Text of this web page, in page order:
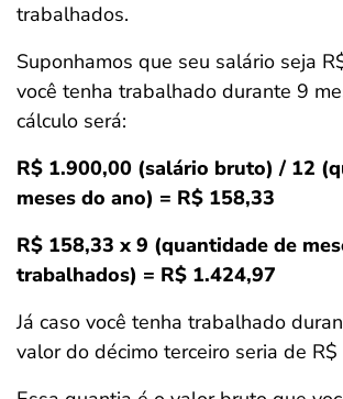
trabalhados.
Suponhamos que seu salário seja
você tenha trabalhado durante 9
cálculo será:
R$ 1.900,00 (salário bruto) / 12
meses do ano) = R$ 158,33
R$ 158,33 x 9 (quantidade de
trabalhados) = R$ 1.424,97
Já caso você tenha trabalhado
valor do décimo terceiro seria de